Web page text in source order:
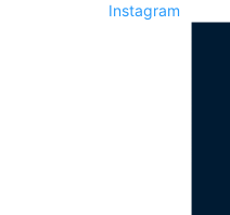
Instagram